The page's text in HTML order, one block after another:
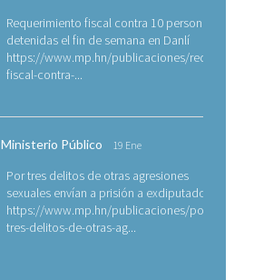
Requerimiento fiscal contra 10 personas
detenidas el fin de semana en Danlí
https://www.mp.hn/publicaciones/
fiscal-contra-...
Ministerio Público 19 Ene
Por tres delitos de otras agresiones
sexuales envían a prisión a exdiputado
https://www.mp.hn/publicaciones/por-
tres-delitos-de-otras-ag...